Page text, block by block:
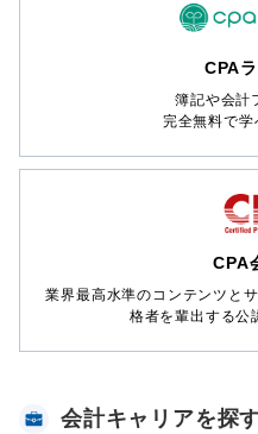
CPA
簿記や会計
完全無料で
CPA
業界最高水準のコンテンツと
格者を輩出する公
会計キャリアを探